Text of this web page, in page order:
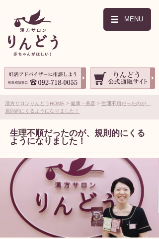
MENU
漢方サロンりんどうHOME 健康・美容
生理不順だったのが、
規則的にくるようになりました！
生理不順だったのが、規則的にくる
ようになりました！